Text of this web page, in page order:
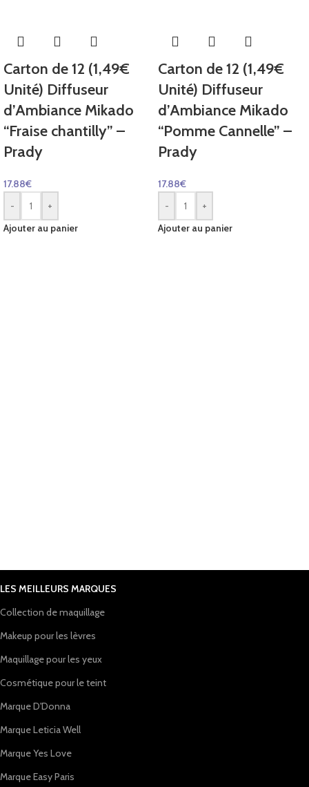
Carton de 12 (1,49€
Unité) Diffuseur
d’Ambiance Mikado
“Fraise chantilly” –
Prady
17.88€
-
+
Ajouter au panier
Carton de 12 (1,49€
Unité) Diffuseur
d’Ambiance Mikado
“Pomme Cannelle” –
Prady
17.88€
-
+
Ajouter au panier
LES MEILLEURS MARQUES
Collection de maquillage
Makeup pour les lèvres
Maquillage pour les yeux
Cosmétique pour le teint
Marque D'Donna
Marque Leticia Well
Marque Yes Love
Marque Easy Paris